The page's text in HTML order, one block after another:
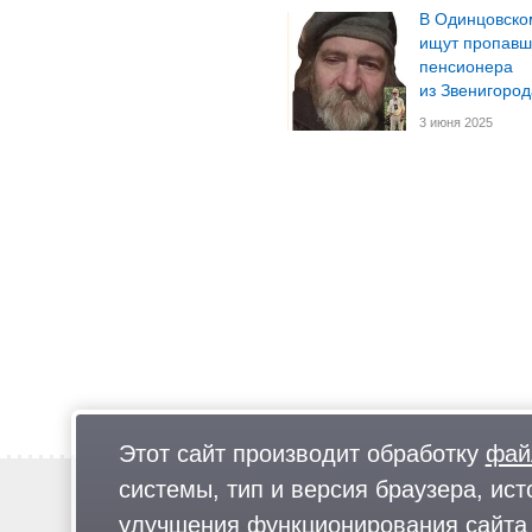
В
ищут
пенсионера
из
3 июня 2025
Новости
Предложи новость
Этот сайт производит обработку
системы, тип и версия браузера,
улучшения функционирования